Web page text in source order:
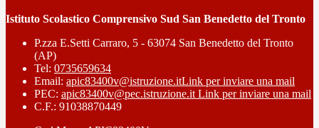
Istituto Scolastico Comprensivo Sud San Benedetto del Tronto
P.zza E.Setti Carraro, 5 - 63074 San Benedetto del Tronto
(AP)
Tel: 0735659634
Email: apic83400v@istruzione.itLink per inviare una mail
PEC: apic83400v@pec.istruzione.it Link per inviare una mail
C.F.: 91038870449